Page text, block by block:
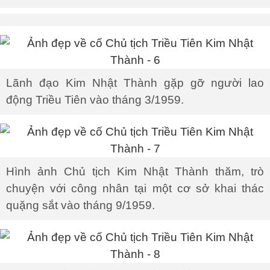
Lãnh đạo Kim Nhật Thành gặp gỡ người lao
động Triều Tiên vào tháng 3/1959.
Hình ảnh Chủ tịch Kim Nhật Thành thăm, trò
chuyện với công nhân tại một cơ sở khai thác
quặng sắt vào tháng 9/1959.